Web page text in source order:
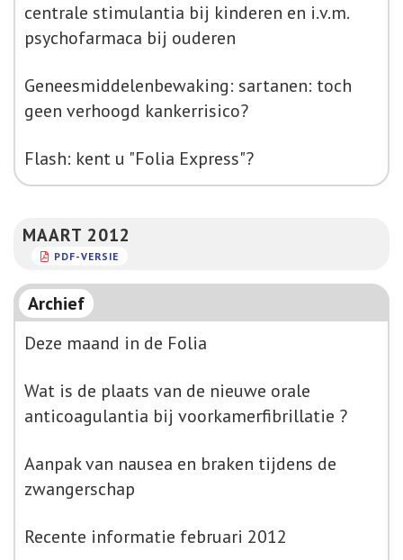
centrale stimulantia bij kinderen en i.v.m.
psychofarmaca bij ouderen
Geneesmiddelenbewaking: sartanen: toch
geen verhoogd kankerrisico?
Flash: kent u "Folia Express"?
MAART 2012
PDF-VERSIE
Archief
Deze maand in de Folia
Wat is de plaats van de nieuwe orale
anticoagulantia bij voorkamerfibrillatie ?
Aanpak van nausea en braken tijdens de
zwangerschap
Recente informatie februari 2012